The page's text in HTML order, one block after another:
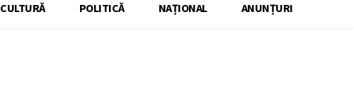
CULTURĂ POLITICĂ NAȚIONAL ANUNȚURI